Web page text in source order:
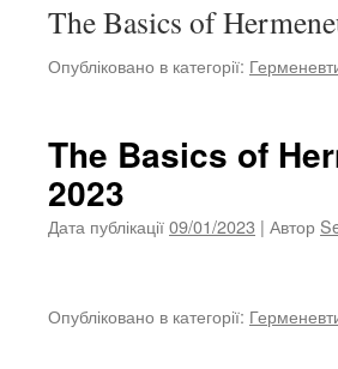
The Basics of
Опубліковано в категорії:
The Basics of
2023
Дата публікації09/01/2023 | Автор
Опубліковано в категорії: